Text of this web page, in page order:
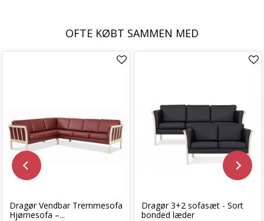
OFTE KØBT SAMMEN MED
Dragør Vendbar Tremmesofa
Hjørnesofa –...
Dragør 3+2 sofasæt - Sort
bonded læder